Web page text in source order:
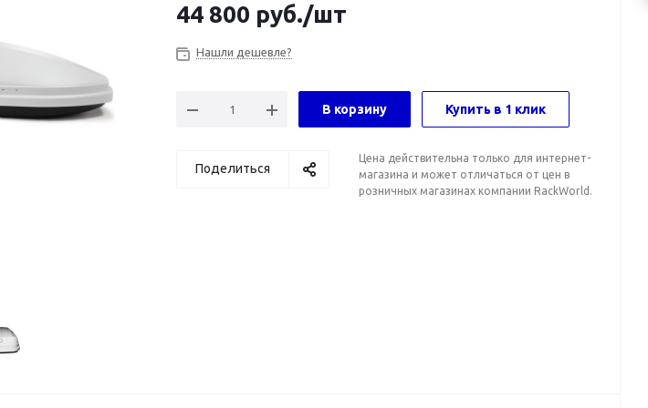
44 800 руб./шт
Нашли дешевле?
В корзину Купить в 1 клик
Поделиться
Цена действительна только для интернет-
магазина и может отличаться от цен в
розничных магазинах компании RackWorld.